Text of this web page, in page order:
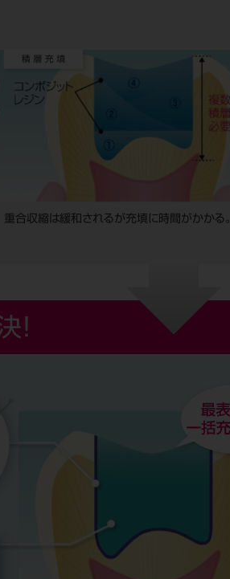
重合収縮は緩和されるが充填に時間がかかる。